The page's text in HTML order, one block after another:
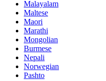
Malayalam
Maltese
Maori
Marathi
Mongolian
Burmese
Nepali
Norwegian
Pashto